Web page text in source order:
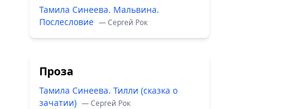
Тамила Синеева. Мальвина.
Послесловие — Сергей Рок
Проза
Тамила Синеева. Тилли (сказка о
зачатии) — Сергей Рок